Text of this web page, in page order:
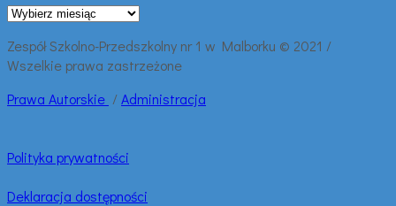
Archiwalne
Zespół Szkolno-Przedszkolny nr 1 w Malborku © 2021 /
Wszelkie prawa zastrzeżone
Prawa Autorskie /Administracja
Polityka prywatności
Deklaracja dostępności